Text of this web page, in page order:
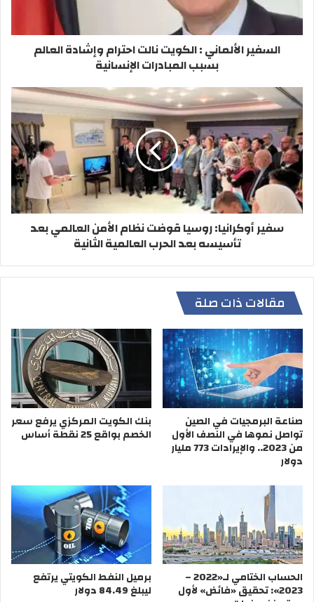
السفير الألماني : الكويت نالت احترام وإشادة العالم
بسبب المبادرات الإنسانية
سفير أوكرانيا: روسيا قوضت نظام الأمن العالمي بعد
تأسيسه بعد الحرب العالمية الثانية
مقالات ذات صلة
صناعة البرمجيات في الصين
تواصل نموها في النصف الأول
من 2023.. والإيرادات 773 مليار
دولار
بنك الكويت المركزي يرفع سعر
الخصم بواقع 25 نقطة أساس
الحساب الختامي لـ«2022 –
2023»: تحقيق «فائض» لأول
برميل النفط الكويتي يرتفع
ليبلغ 84.49 دولار